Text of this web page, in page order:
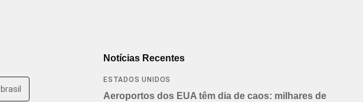
brasil
Notícias Recentes
ESTADOS UNIDOS
Aeroportos dos EUA têm dia de caos: milhares de